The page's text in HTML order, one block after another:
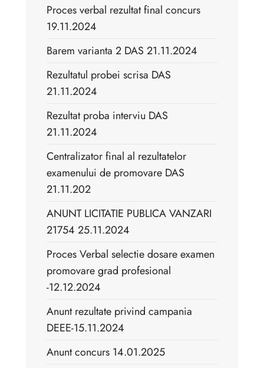
Proces verbal rezultat final concurs
19.11.2024
Barem varianta 2 DAS 21.11.2024
Rezultatul probei scrisa DAS
21.11.2024
Rezultat proba interviu DAS
21.11.2024
Centralizator final al rezultatelor
examenului de promovare DAS
21.11.202
ANUNT LICITATIE PUBLICA VANZARI
21754 25.11.2024
Proces Verbal selectie dosare examen
promovare grad profesional
-12.12.2024
Anunt rezultate privind campania
DEEE-15.11.2024
Anunt concurs 14.01.2025